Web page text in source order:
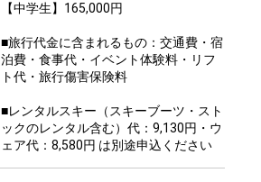
【中学生】165,000円
■旅行代金に含まれるもの：交通費・宿
泊費・食事代・イベント体験料・リフ
ト代・旅行傷害保険料
■レンタルスキー（スキーブーツ・スト
ックのレンタル含む）代：9,130円・ウ
ェア代：8,580円 は別途申込ください